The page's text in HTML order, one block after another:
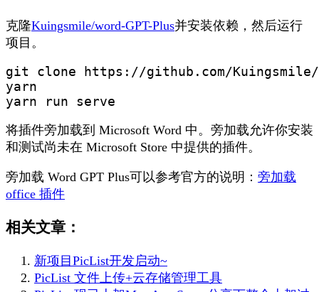
克隆Kuingsmile/word-GPT-Plus并安装依赖，然后运行
项目。
git clone https://github.com/Kuingsmile/
yarn
yarn run serve
将插件旁加载到 Microsoft Word 中。旁加载允许你安装
和测试尚未在 Microsoft Store 中提供的插件。
旁加载 Word GPT Plus可以参考官方的说明： 旁加载
office 插件
相关文章：
新项目PicList开发启动~
PicList 文件上传+云存储管理工具